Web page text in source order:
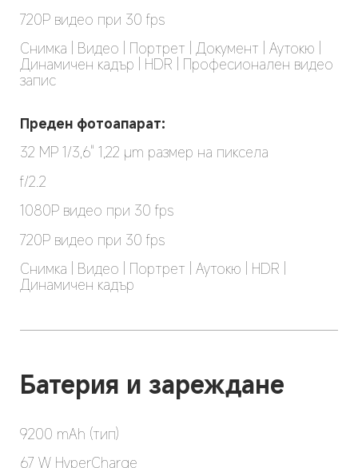
720P видео при 30 fps
Снимка | Видео | Портрет | Документ | Аутокю |
Динамичен кадър | HDR | Професионален видео
запис
Преден фотоапарат:
32 MP 1/3,6" 1,22 μm размер на пиксела
f/2.2
1080P видео при 30 fps
720P видео при 30 fps
Снимка | Видео | Портрет | Аутокю | HDR |
Динамичен кадър
Батерия и зареждане
9200 mAh (тип)
67 W HyperCharge